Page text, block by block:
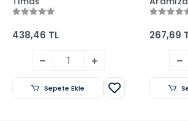
438,46 TL
Sepete Ekle
- Genç
267,69